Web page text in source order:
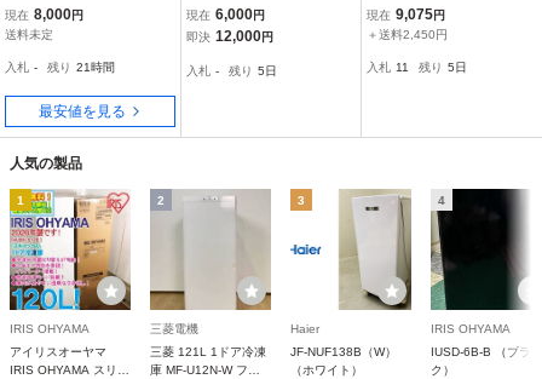
F-U12D-S1 121L 2019年
製 動作品 引取限定 札幌
フリーザー 冷蔵庫 中
古 札幌市北区
現在 8,000円
送料未定
入札 - 残り 21時間
最安値を見る
現在 6,000円
即決 12,000円
入札 - 残り 5日
右開き 70L Y.F-SFU.70(B)
ファン式 自動霜取り 省エ
N8924)
現在 9,075円
＋送料2,450円
入札 11 残り 5日
人気の製品
1
IRIS OHYAMA
アイリスオーヤマ
IRIS OHYAMA スリム
2
三菱電機
三菱 121L 1ドア冷凍
庫 MF-U12N-W ファ
3
Haier
JF-NUF138B（W）
（ホワイト）
4
IRIS OHYAMA
IUSD-6B-B （ブラッ
ク）